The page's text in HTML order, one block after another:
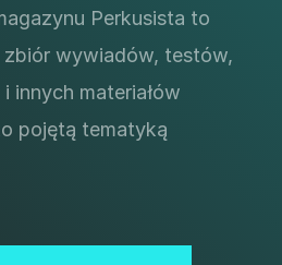
Perkusista to
wywiadów, testów,
innych materiałów
pojętą tematyką